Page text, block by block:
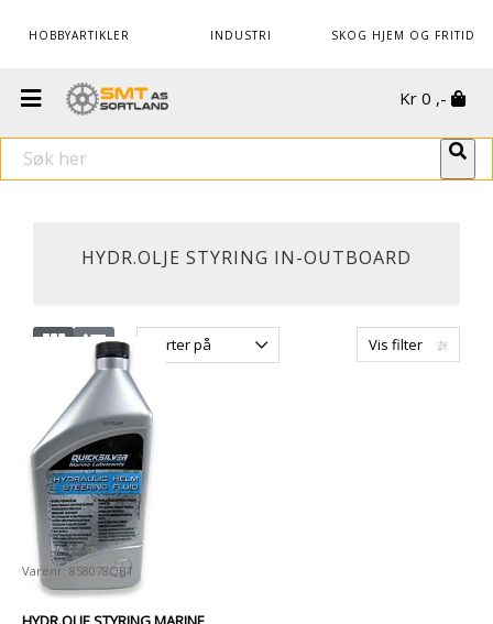
HOBBYARTIKLER INDUSTRI SKOG HJEM OG FRITID
Kr 0 ,-
HYDR.OLJE STYRING IN-OUTBOARD
Vis filter
Sorter på
Varenr: 858078QB1